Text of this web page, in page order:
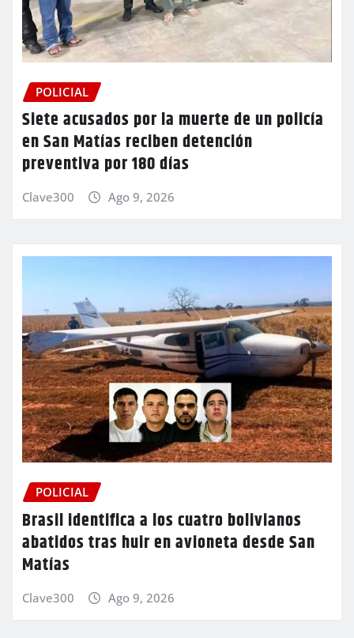
POLICIAL
Siete acusados por la muerte de un policía
en San Matías reciben detención
preventiva por 180 días
Clave300 Ago 9, 2026
POLICIAL
Brasil identifica a los cuatro bolivianos
abatidos tras huir en avioneta desde San
Matías
Clave300 Ago 9, 2026